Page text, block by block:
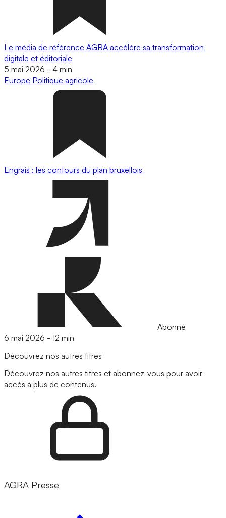
Le média de référence AGRA accélère sa transformation
digitale et éditoriale
5 mai 2026 - 4 min
Europe Politique agricole
Engrais : les contours du plan bruxellois
Abonné
6 mai 2026 - 12 min
Découvrez nos autres titres
Découvrez nos autres titres et abonnez-vous pour avoir
accès à plus de contenus.
AGRA Presse